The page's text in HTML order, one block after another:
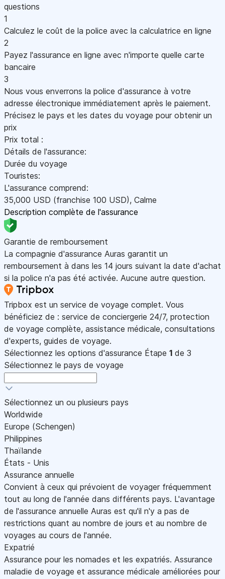
questions
1
Calculez le coût de la police avec la calculatrice en ligne
2
Payez l'assurance en ligne avec n'importe quelle carte
bancaire
3
Nous vous enverrons la police d'assurance à votre
adresse électronique immédiatement après le paiement.
Précisez le pays et les dates du voyage pour obtenir un
prix
Prix total :
Détails de l'assurance:
Durée du voyage
Touristes:
L'assurance comprend:
35,000 USD (franchise 100 USD), Calme
Description complète de l'assurance
Garantie de remboursement
La compagnie d'assurance Auras garantit un
remboursement à dans les 14 jours suivant la date d'achat
si la police n'a pas été activée. Aucune autre question.
Tripbox est un service de voyage complet. Vous
bénéficiez de : service de conciergerie 24/7, protection
de voyage complète, assistance médicale, consultations
d'experts, guides de voyage.
Sélectionnez les options d'assurance Étape 1 de 3
Sélectionnez le pays de voyage
Sélectionnez un ou plusieurs pays
Worldwide
Europe (Schengen)
Philippines
Thaïlande
États - Unis
Assurance annuelle
Convient à ceux qui prévoient de voyager fréquemment
tout au long de l'année dans différents pays. L'avantage
de l'assurance annuelle Auras est qu'il n'y a pas de
restrictions quant au nombre de jours et au nombre de
voyages au cours de l'année.
Expatrié
Assurance pour les nomades et les expatriés. Assurance
maladie de voyage et assurance médicale améliorées pour